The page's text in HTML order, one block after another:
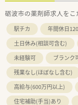
砺波市の薬剤師求人をこ
駅チカ 年間休日
土日休み(相談可含む)
未経験可
ブランク
残業なし(ほぼなし含む)
高給与(600万円以上)
住宅補助(手当)あり